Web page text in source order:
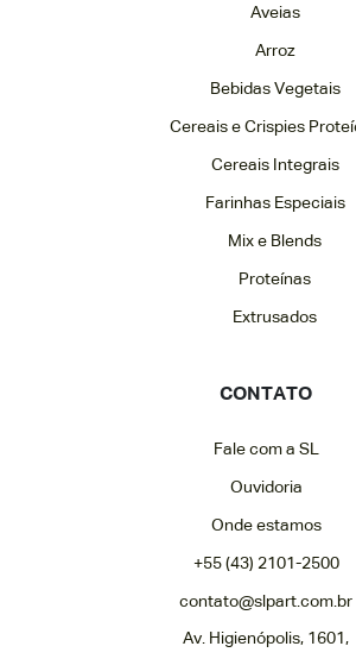
Aveias
Arroz
Bebidas Vegetais
Cereais e Crispies
Cereais Integrais
Farinhas Especiais
Mix e Blends
Proteínas
Extrusados
CONTATO
Fale com a SL
Ouvidoria
Onde estamos
+55 (43) 2101-2500
contato@slpart.com.br
Av. Higienópolis, 1601,